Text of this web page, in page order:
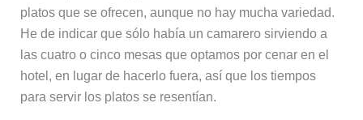
platos que se ofrecen, aunque no hay mucha variedad.
He de indicar que sólo había un camarero sirviendo a
las cuatro o cinco mesas que optamos por cenar en el
hotel, en lugar de hacerlo fuera, así que los tiempos
para servir los platos se resentían.